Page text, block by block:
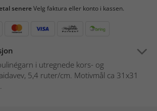
senereVelg faktura eller konto i kassen.
i utregnede kors- og
5,4 ruter/cm. Motivmål ca 31x31